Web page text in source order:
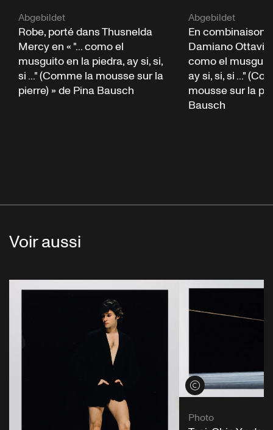
Abgebildet
Robe, porté dans Thusnelda
Mercy en « "... como el
musguito en la piedra, ay si, si,
si ..." (Comme la mousse sur la
pierre) » de Pina Bausch
Abgebildet
En combinaison,
Damiano Ottavio
como el
ay si, si, si ..."
mousse sur la
Bausch
Voir aussi
Voir les crédits
Photo